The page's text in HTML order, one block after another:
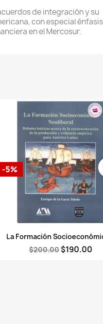
de integración y su
con especial énfasis
en el Mercosur.
Vista rápida
La Formación
$200.00 $190.00
-5%